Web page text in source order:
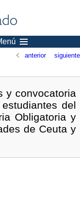
anterior siguiente
y convocatoria
del
Obligatoria y
de Ceuta y